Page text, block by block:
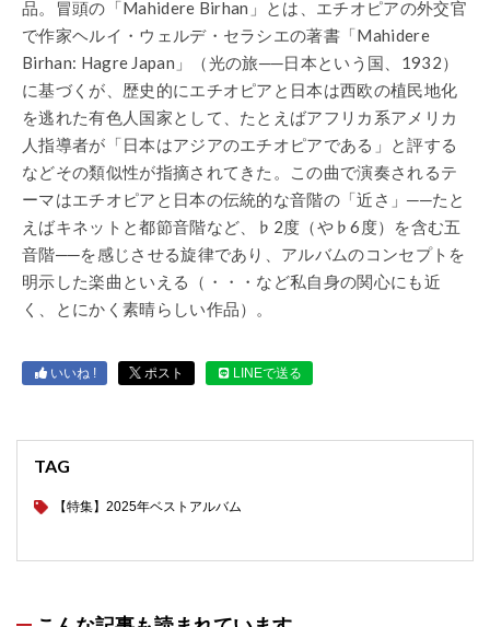
品。冒頭の「Mahidere Birhan」とは、エチオピアの外交官
で作家ヘルイ・ウェルデ・セラシエの著書「Mahidere
Birhan: Hagre Japan」（光の旅──日本という国、1932）
に基づくが、歴史的にエチオピアと日本は西欧の植民地化
を逃れた有色人国家として、たとえばアフリカ系アメリカ
人指導者が「日本はアジアのエチオピアである」と評する
などその類似性が指摘されてきた。この曲で演奏されるテ
ーマはエチオピアと日本の伝統的な音階の「近さ」──たと
えばキネットと都節音階など、♭2度（や♭6度）を含む五
音階──を感じさせる旋律であり、アルバムのコンセプトを
明示した楽曲といえる（・・・など私自身の関心にも近
く、とにかく素晴らしい作品）。
いいね ! ポスト LINEで送る
TAG
【特集】2025年ベストアルバム